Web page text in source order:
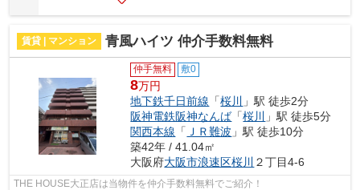
賃貸 | マンション 青風ハイツ 仲介手数料無料
仲手無料 敷0
8万円
地下鉄千日前線 「桜川
」駅 徒歩2分
阪神電鉄阪神なんば「桜川
」駅 徒歩5分
関西本線 「 ＪＲ難波 」駅 徒歩10分
築42年 / 41.04㎡
大阪府大阪市浪速区桜川 ２丁目4-6
THE HOUSE大正店は当物件を仲介手数料無料でご紹介！